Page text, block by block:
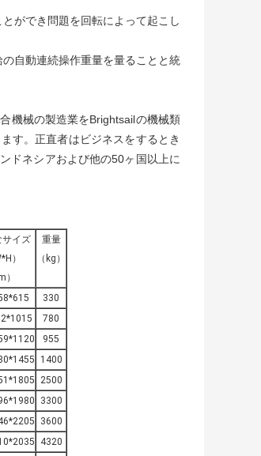
ができ問題を回転によって起こし
自動連続操作重量を量ることと統
機械の製造業をBrightsailの機械類
す。正直者はビジネスをするとき
ドネシアおよび他の50ヶ国以上に
サイズ
）
）
重量
（kg）
330
780
955
1400
2500
3300
3600
4320